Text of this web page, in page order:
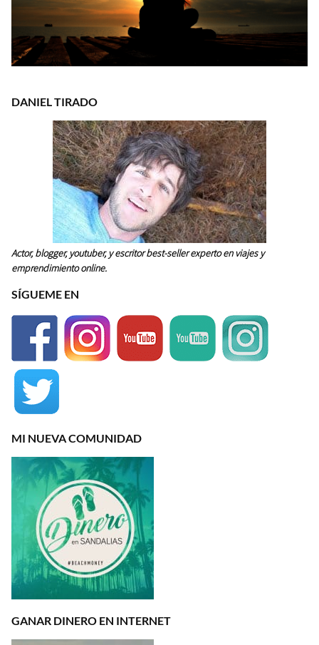
DANIEL TIRADO
Actor, blogger, youtuber, y escritor best-seller experto en viajes y
emprendimiento online.
SÍGUEME EN
MI NUEVA COMUNIDAD
GANAR DINERO EN INTERNET